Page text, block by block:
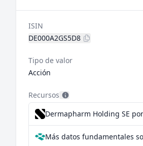
ISIN
DE000A2GS5D8
Tipo de valor
Acción
Recursos
Dermapharm Holding SE
Más datos fundamentales